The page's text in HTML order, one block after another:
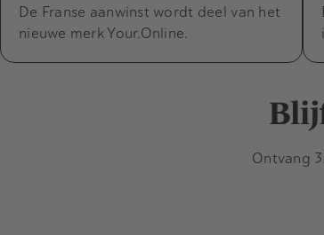
De Franse aanwinst wordt deel van het
nieuwe merk Your.Online.
Ontvang